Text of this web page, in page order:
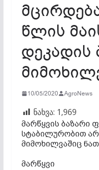
წლის
დეკადის
10/05/2020 AgroNews
ნახვა: 1,969
მარწყვის ბაზარი
სტაბილურობით არ
მიმოხილვაშიც
მარწყვი